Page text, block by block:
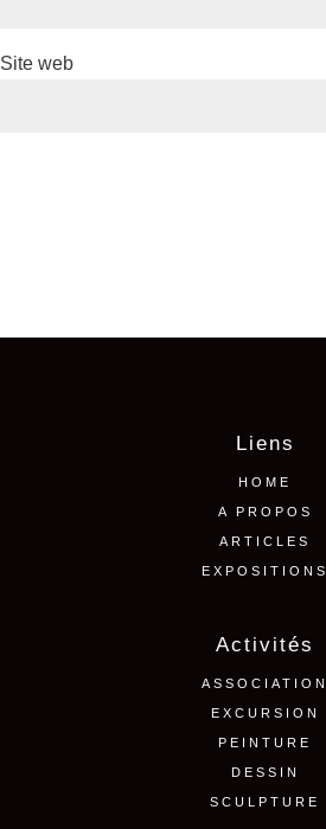
Site web
Liens
HOME
A PROPOS
ARTICLES
EXPOSITIONS
Activités
ASSOCIATION
EXCURSION
PEINTURE
DESSIN
SCULPTURE